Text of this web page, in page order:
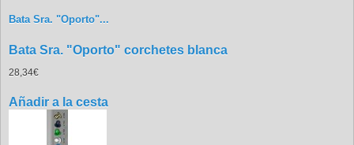
Bata Sra. "Oporto"...
Bata Sra. "Oporto" corchetes blanca
28,34€
Añadir a la cesta